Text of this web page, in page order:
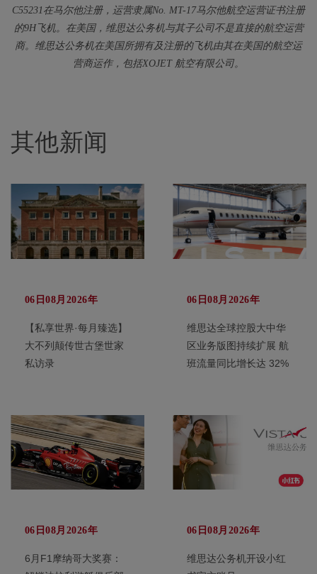
C55231在马尔他注册，运营隶属No. MT-17马尔他航空运营证书注册
的9H飞机。在美国，维思达公务机与其子公司不是直接的航空运营
商。维思达公务机在美国所拥有及注册的飞机由其在美国的航空运
营商运作，包括XOJET 航空有限公司。
其他新闻
06日08月2026年
【私享世界·每月臻选】
大不列颠传世古堡世家
私访录
06日08月2026年
维思达全球控股大中华
区业务版图持续扩展 航
班流量同比增长达 32%
06日08月2026年
6月F1摩纳哥大奖赛：
06日08月2026年
维思达公务机开设小红